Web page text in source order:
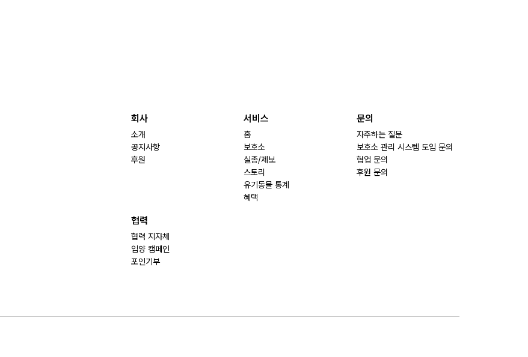
회사
소개
공지사항
후원
서비스
홈
보호소
실종/제보
스토리
유기동물 통계
혜택
문의
자주하는 질문
보호소 관리 시스템 도입 문의
협업 문의
후원 문의
협력
협력 지자체
입양 캠페인
포인기부